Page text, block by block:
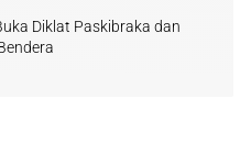
Diklat Paskibraka dan